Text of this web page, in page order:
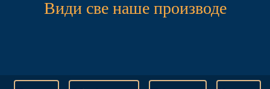
Види све наше производе